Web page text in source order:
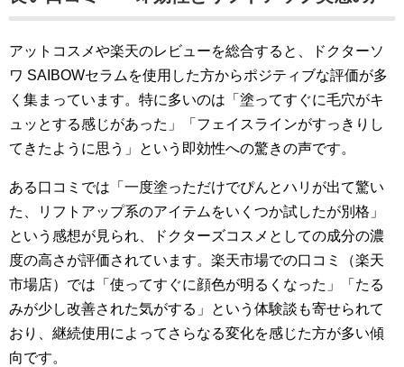
アットコスメや楽天のレビューを総合すると、ドクターソ
ワ SAIBOWセラムを使用した方からポジティブな評価が多
く集まっています。特に多いのは「塗ってすぐに毛穴がキ
ュッとする感じがあった」「フェイスラインがすっきりし
てきたように思う」という即効性への驚きの声です。
ある口コミでは「一度塗っただけでぴんとハリが出て驚い
た、リフトアップ系のアイテムをいくつか試したが別格」
という感想が見られ、ドクターズコスメとしての成分の濃
度の高さが評価されています。楽天市場での口コミ（楽天
市場店）では「使ってすぐに顔色が明るくなった」「たる
みが少し改善された気がする」という体験談も寄せられて
おり、継続使用によってさらなる変化を感じた方が多い傾
向です。